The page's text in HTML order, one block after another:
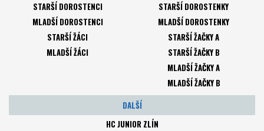
STARŠÍ DOROSTENCI
MLADŠÍ DOROSTENCI
STARŠÍ ŽÁCI
MLADŠÍ ŽÁCI
STARŠÍ DOROSTENKY
MLADŠÍ DOROSTENKY
STARŠÍ ŽAČKY A
STARŠÍ ŽAČKY B
MLADŠÍ ŽAČKY A
MLADŠÍ ŽAČKY B
DALŠÍ
HC JUNIOR ZLÍN